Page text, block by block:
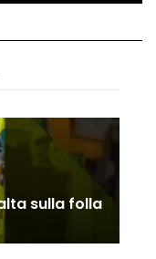
di Antonia
il video
prima del
per un malore
sulla folla